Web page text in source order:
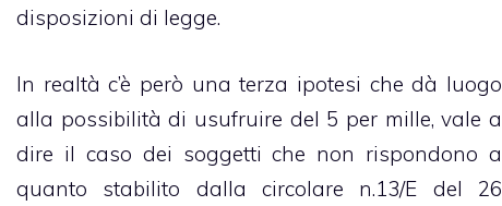
disposizioni di legge.
In realtà c’è però una terza ipotesi che dà luogo
alla possibilità di usufruire del 5 per mille, vale a
dire il caso dei soggetti che non rispondono a
quanto stabilito dalla circolare n.13/E del 26